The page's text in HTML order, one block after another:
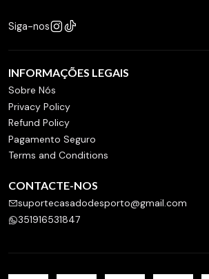
Siga-nos
INFORMAÇÕES LEGAIS
Sobre Nós
Privacy Policy
Refund Policy
Pagamento Seguro
Terms and Conditions
CONTACTE-NOS
suportecasadodesporto@gmail.com
351916531847